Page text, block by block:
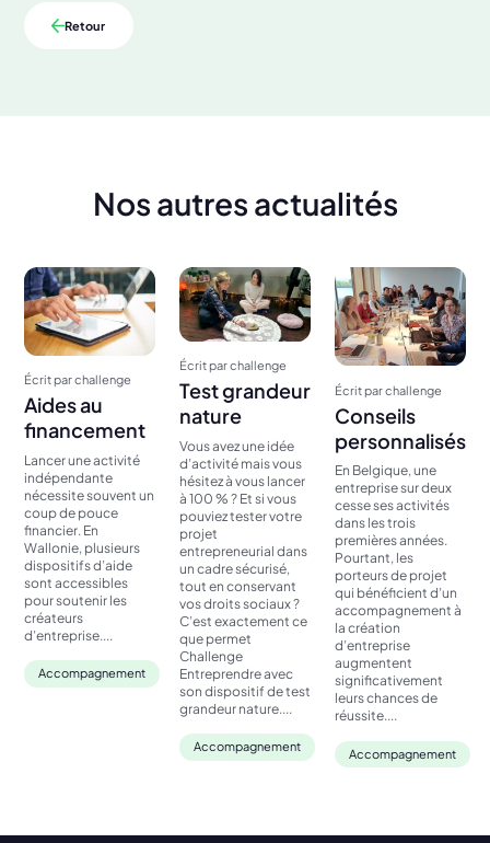
Retour
Nos autres actualités
Écrit par challenge
Aides au
financement
Lancer une activité
indépendante
nécessite souvent un
coup de pouce
financier. En
Wallonie, plusieurs
dispositifs d’aide
sont accessibles
pour soutenir les
créateurs
d’entreprise....
Accompagnement
Écrit par challenge
Test grandeur
nature
Vous avez une idée
d’activité mais vous
hésitez à vous lancer
à 100 % ? Et si vous
pouviez tester votre
projet
entrepreneurial dans
un cadre sécurisé,
tout en conservant
vos droits sociaux ?
C’est exactement ce
que permet
Challenge
Entreprendre avec
son dispositif de test
grandeur nature....
Accompagnement
Écrit par challenge
Conseils
personnalisés
En Belgique, une
entreprise sur deux
cesse ses activités
dans les trois
premières années.
Pourtant, les
porteurs de projet
qui bénéficient d’un
accompagnement à
la création
d’entreprise
augmentent
significativement
leurs chances de
réussite....
Accompagnement